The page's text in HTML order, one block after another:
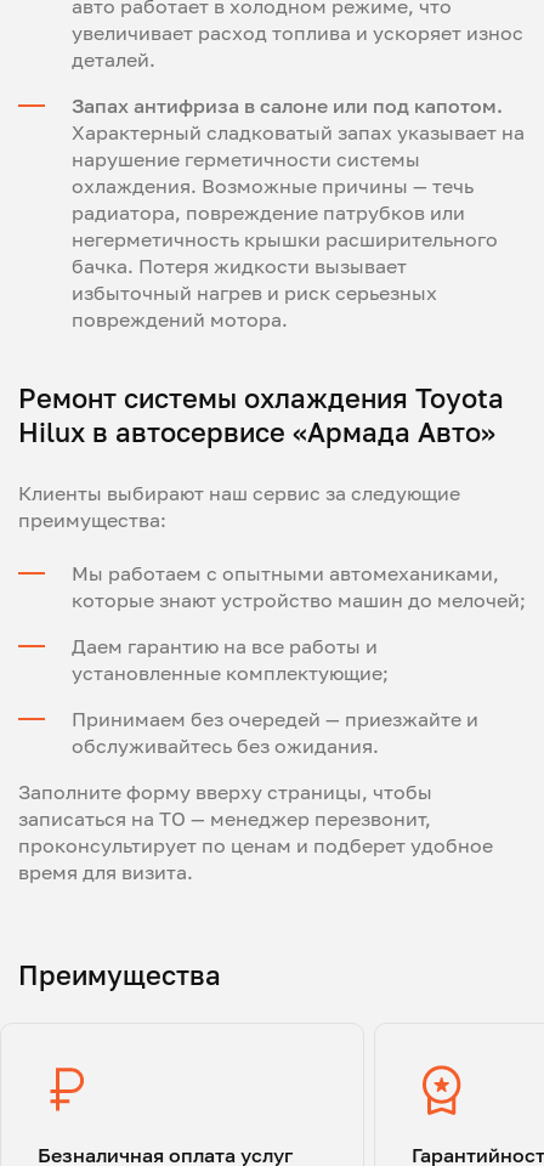
авто работает в холодном режиме, что
увеличивает расход топлива и ускоряет износ
деталей.
Запах антифриза в салоне или под капотом.
Характерный сладковатый запах указывает на
нарушение герметичности системы
охлаждения. Возможные причины — течь
радиатора, повреждение патрубков или
негерметичность крышки расширительного
бачка. Потеря жидкости вызывает
избыточный нагрев и риск серьезных
повреждений мотора.
Ремонт системы охлаждения Toyota
Hilux в автосервисе «Армада Авто»
Клиенты выбирают наш сервис за следующие
преимущества:
Мы работаем с опытными автомеханиками,
которые знают устройство машин до мелочей;
Даем гарантию на все работы и
установленные комплектующие;
Принимаем без очередей — приезжайте и
обслуживайтесь без ожидания.
Заполните форму вверху страницы, чтобы
записаться на ТО — менеджер перезвонит,
проконсультирует по ценам и подберет удобное
время для визита.
Преимущества
Безналичная оплата услуг